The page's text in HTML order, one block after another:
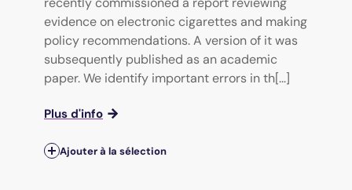
evidence on electronic cigarettes and making
policy recommendations. A version of it was
subsequently published as an academic
paper. We identify important errors in th[...]
Plus d'info
Ajouter à la sélection